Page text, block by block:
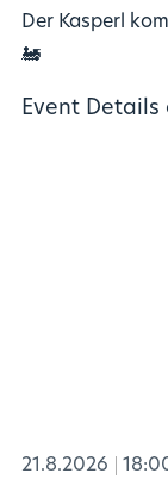
Der Kasperl
🚂
Event Details
21.8.2026